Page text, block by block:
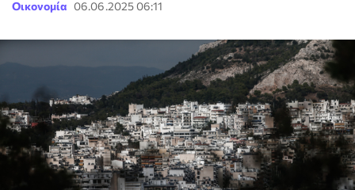
Οικονομία 06.06.2025 06:11